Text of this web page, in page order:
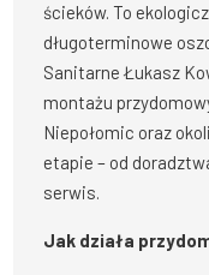
ścieków. To
długoterminowe
Sanitarne Łukasz
montażu
Niepołomic oraz
etapie – od
serwis.
Jak działa